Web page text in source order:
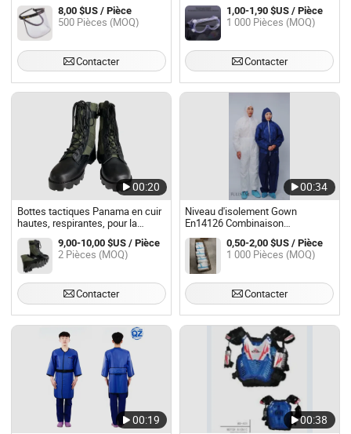
anti-éclaboussures, résistant à la
chaleur, protection faciale pour
casque industriel
8,00 $US / Pièce
500 Pièces (MOQ)
Contacter
éclaboussures chimiques pour le
soudage, le laboratoire et
l'utilisation industrielle
1,00-1,90 $US / Pièce
1 000 Pièces (MOQ)
Contacter
00:20
Bottes tactiques Panama en cuir
hautes, respirantes, pour la
randonnée quotidienne et
l'entraînement9,00-10,00 $US / Pièce
2 Pièces (MOQ)
Contacter
00:34
Niveau d'isolement Gown
En14126 Combinaison
d'isolement jetable SMS avec
niveau AAMI type jetable 6
Combinaisons niveau 3with
Fermeture éclair avant
0,50-2,00 $US / Pièce
1 000 Pièces (MOQ)
Contacter
00:19 00:38